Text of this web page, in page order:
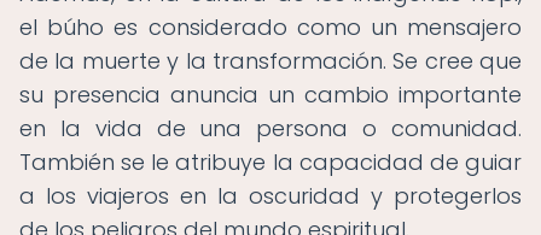
el búho es considerado como un mensajero
de la muerte y la transformación. Se cree que
su presencia anuncia un cambio importante
en la vida de una persona o comunidad.
También se le atribuye la capacidad de guiar
a los viajeros en la oscuridad y protegerlos